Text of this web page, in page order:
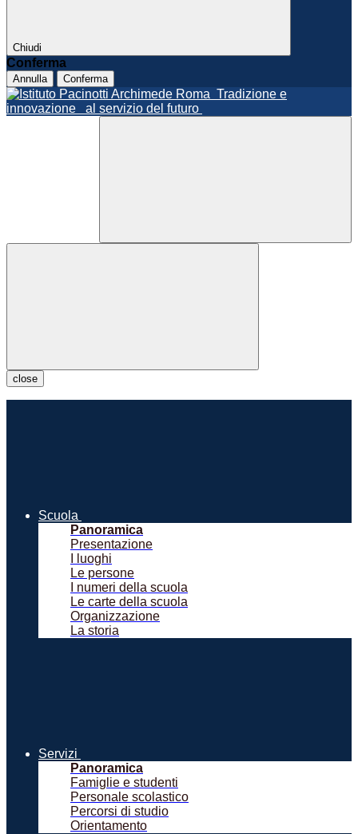
Chiudi
Conferma
Annulla Conferma
Roma Tradizione e
innovazione
al servizio del futuro
close
Scuola
Panoramica
Presentazione
I luoghi
Le persone
I numeri della scuola
Le carte della scuola
Organizzazione
La storia
Servizi
Panoramica
Famiglie e studenti
Personale scolastico
Percorsi di studio
Orientamento